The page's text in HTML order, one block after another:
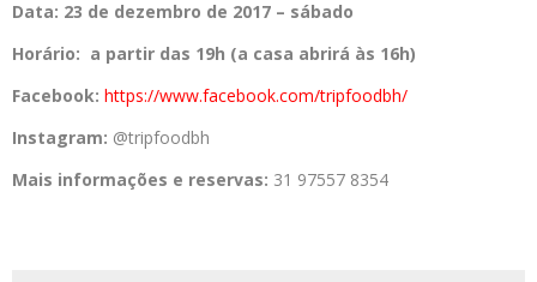
Data: 23 de dezembro de 2017 – sábado
Horário: a partir das 19h (a casa abrirá às 16h)
Facebook: https://www.facebook.com/tripfoodbh/
Instagram: @tripfoodbh
Mais informações e reservas: 31 97557 8354